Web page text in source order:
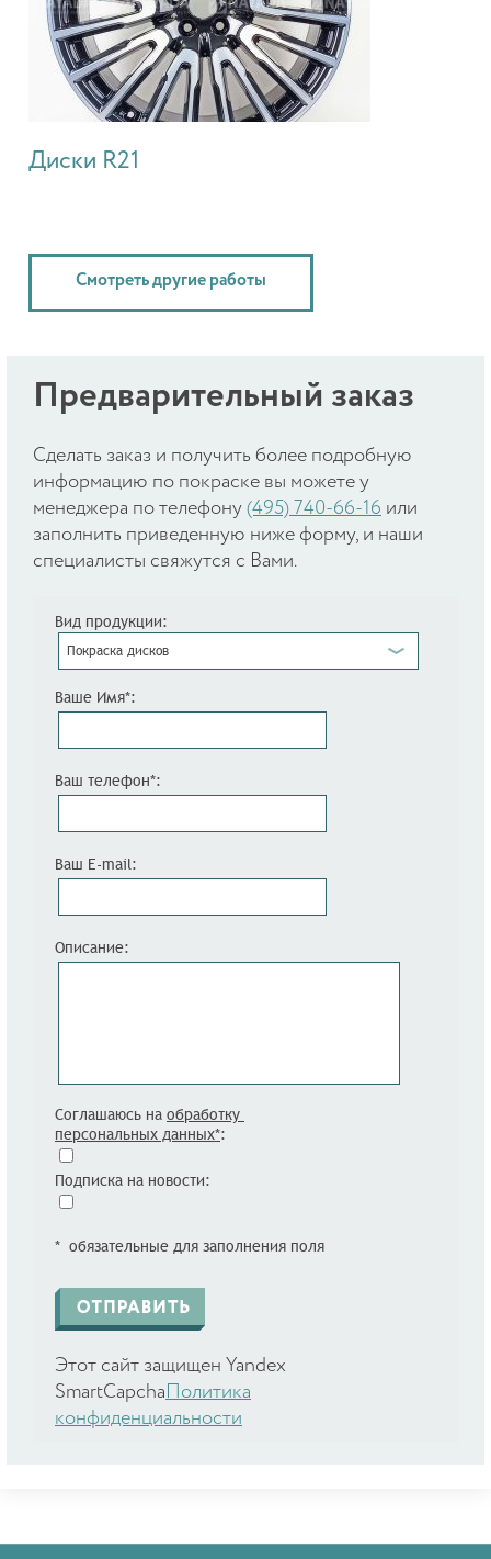
Диски R21
Смотреть другие работы
Предварительный заказ
Cделать заказ и получить более подробную
информацию по покраске вы можете у
менеджера по телефону (495) 740-66-16 или
заполнить приведенную ниже форму, и наши
специалисты свяжутся с Вами.
Вид продукции:
Покраска дисков
Ваше Имя*:
Ваш телефон*:
Ваш E-mail:
Описание:
Соглашаюсь на обработку
персональных данных*:
Подписка на новости:
* обязательные для заполнения поля
Этот сайт защищен Yandex
SmartCapcha Политика
конфиденциальности